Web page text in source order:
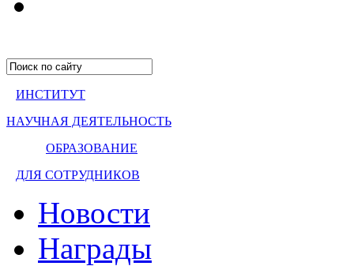
ИНСТИТУТ
НАУЧНАЯ ДЕЯТЕЛЬНОСТЬ
ОБРАЗОВАНИЕ
ДЛЯ СОТРУДНИКОВ
Новости
Награды